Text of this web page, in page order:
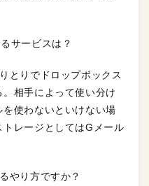
サービスは？
とりでドロップボックス
相手によって使い分け
使わないといけない場
レージとしてはGメール
やり方ですか？